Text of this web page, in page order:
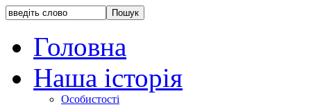
Головна
Наша історія
Особистості